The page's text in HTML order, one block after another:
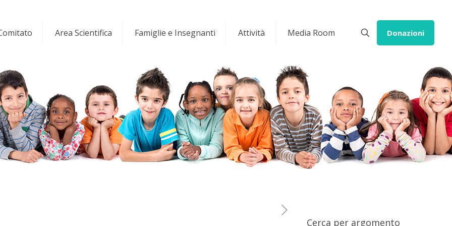
Area Scientifica Famiglie e Insegnanti Attività Media Room Donazioni
Cerca per argomento